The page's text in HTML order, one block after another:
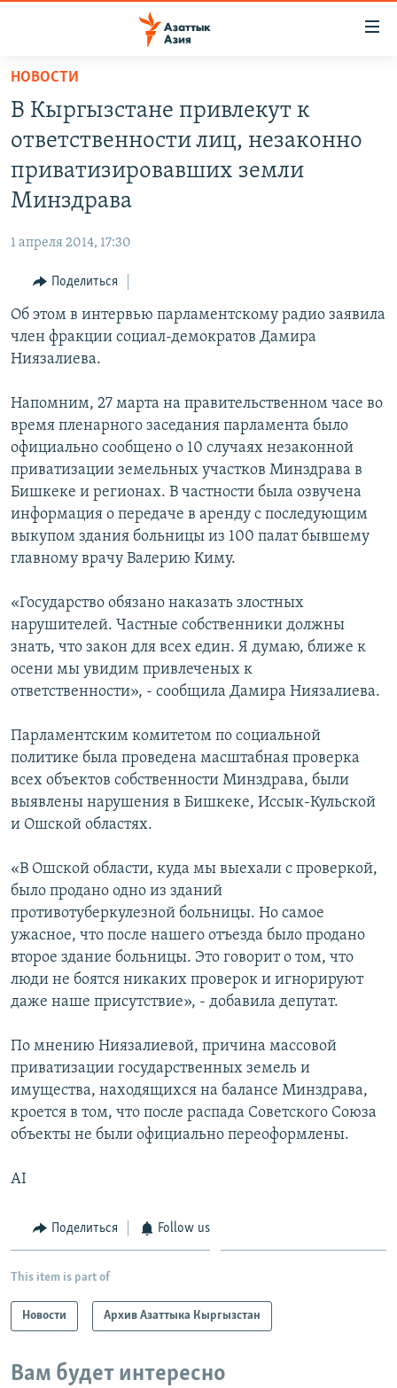
Вернуться
основному
содержанию
главной
Вернутся
поиску
КАЗАХСТАН
НОВОСТИ
НА ДРУГИХ ЯЗЫКАХ
КЫРГЫЗЧА
ЎЗБЕКЧА
ТОҶИКӢ
TÜRKMENÇE
ПОДПИШИТЕСЬ НА НАС В СОЦСЕТЯХ
Все сайты РСЕ/РС
НОВОСТИ
В Кыргызстане привлекут к
ответственности лиц, незаконно
приватизировавших земли
Минздрава
1 апреля 2014, 17:30
Поделиться
Об этом в интервью парламентскому радио заявила
член фракции социал-демократов Дамира
Ниязалиева.
Напомним, 27 марта на правительственном часе во
время пленарного заседания парламента было
официально сообщено о 10 случаях незаконной
приватизации земельных участков Минздрава в
Бишкеке и регионах. В частности была озвучена
информация о передаче в аренду с последующим
выкупом здания больницы из 100 палат бывшему
главному врачу Валерию Киму.
«Государство обязано наказать злостных
нарушителей. Частные собственники должны
знать, что закон для всех един. Я думаю, ближе к
осени мы увидим привлеченых к
ответственности», - сообщила Дамира Ниязалиева.
Парламентским комитетом по социальной
политике была проведена масштабная проверка
всех объектов собственности Минздрава, были
выявлены нарушения в Бишкеке, Иссык-Кульской
и Ошской областях.
«В Ошской области, куда мы выехали с проверкой,
было продано одно из зданий
противотуберкулезной больницы. Но самое
ужасное, что после нашего отъезда было продано
второе здание больницы. Это говорит о том, что
люди не боятся никаких проверок и игнорируют
даже наше присутствие», - добавила депутат.
По мнению Ниязалиевой, причина массовой
приватизации государственных земель и
имущества, находящихся на балансе Минздрава,
кроется в том, что после распада Советского Союза
объекты не были официально переоформлены.
AI
Поделиться Follow us
This item is part of
Новости Архив Азаттыка Кыргызстан
Вам будет интересно